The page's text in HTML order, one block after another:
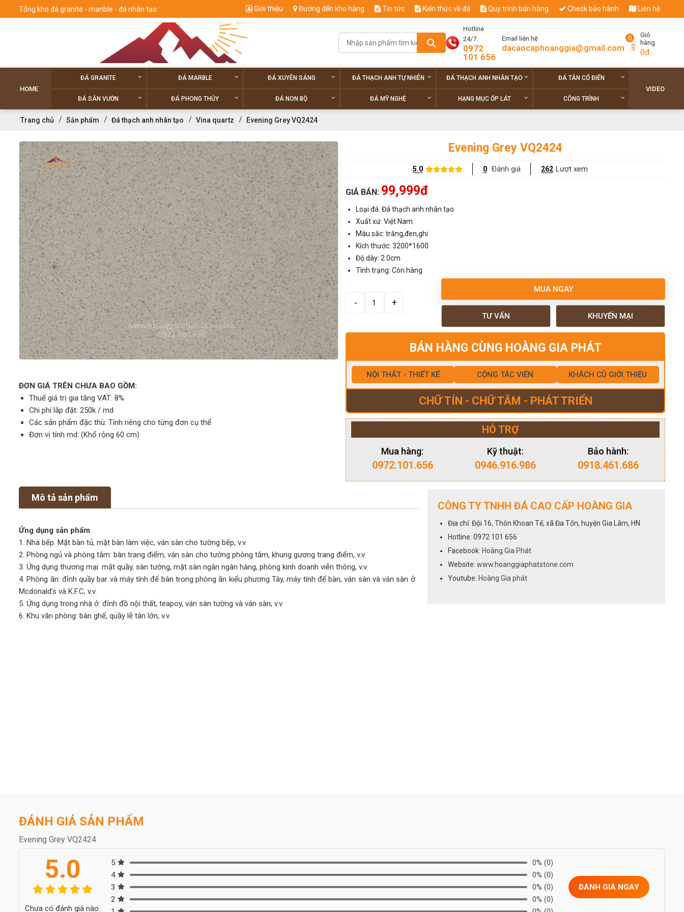
Tổng kho đá granite - manble - đá nhân tạo Giới thiệu Đường đến kho hàng Tin tức Kiến thức về đá Quy trình bán hàng Check bảo hành Liên hệ
Hotline
24/7:
0972
101 656
Email liên hệ
dacaocaphoanggia@gmail.com
0
Giỏ
hàng
0đ
HOME
ĐÁ GRANITE ĐÁ MARBLE ĐÁ XUYÊN SÁNG ĐÁ THẠCH ANH TỰ NHIÊN ĐÁ THẠCH ANH NHÂN TẠO ĐÁ TÂN CỔ ĐIỂN
ĐÁ SÂN VƯỜN ĐÁ PHONG THỦY ĐÁ NON BỘ ĐÁ MỸ NGHỆ HẠNG MỤC ỐP LÁT CÔNG TRÌNH
VIDEO
Trang chủ Sản phẩm Đá thạch anh nhân tạo Vina quartz Evening Grey VQ2424
ĐƠN GIÁ TRÊN CHƯA BAO GỒM:
Thuế giá trị gia tăng VAT: 8%
Chi phí lắp đặt: 250k / md
Các sản phẩm đặc thù: Tính riêng cho từng đơn cụ thể
Đơn vị tính md: (Khổ rộng 60 cm)
Evening Grey VQ2424
5.0 0 Đánh giá 262 Lượt xem
GIÁ BÁN: 99,999đ
Loại đá: Đá thạch anh nhân tạo
Xuất xứ: Việt Nam
Màu sắc: trắng,đen,ghi
Kích thước: 3200*1600
Độ dày: 2.0cm
Tình trạng: Còn hàng
MUA NGAY
TƯ VẤN KHUYẾN MẠI
BÁN HÀNG CÙNG HOÀNG GIA PHÁT
NỘI THẤT - THIẾT KẾ CỘNG TÁC VIÊN KHÁCH CŨ GIỚI THIỆU
CHỮ TÍN - CHỮ TÂM - PHÁT TRIỂN
HỖ TRỢ
Mua hàng:
0972.101.656
Kỹ thuật:
0946.916.986
Bảo hành:
0918.461.686
Mô tả sản phẩm
Ứng dụng sản phẩm
1. Nhà bếp: Mặt bàn tủ, mặt bàn làm việc, ván sàn cho tường bếp, v.v.
2. Phòng ngủ và phòng tắm: bàn trang điểm, ván sàn cho tường phòng tắm, khung gương trang điểm, v.v.
3. Ứng dụng thương mại: mặt quầy, sàn tường, mặt sàn ngân ngân hàng, phòng kinh doanh viễn thông, v.v.
4. Phòng ăn: đỉnh quầy bar và máy tính để bàn trong phòng ăn kiểu phương Tây, máy tính để bàn, ván sàn và ván sàn ở
Mcdonald’s và K.F.C, v.v.
5. Ứng dụng trong nhà ở: đỉnh đồ nội thất, teapoy, ván sàn tường và ván sàn, v.v.
6. Khu văn phòng: bàn ghế, quầy lễ tân lớn, v.v.
CÔNG TY TNHH ĐÁ CAO CẤP HOÀNG GIA
Địa chỉ: Đội 16, Thôn Khoan Tế, xã Đa Tốn, huyện Gia Lâm, HN
Hotline: 0972 101 656
Facebook: Hoàng Gia Phát
Website: www.hoanggiaphatstone.com
Youtube: Hoàng Gia phát
ĐÁNH GIÁ SẢN PHẨM
Evening Grey VQ2424
5.0
Chưa có đánh giá nào.
5 0% (0)
4
0% (0)
3
0% (0)
2
0% (0)
ĐÁNH GIÁ NGAY